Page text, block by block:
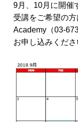
9月、10月に開催
受講をご希望の
Academy（03-
お申し込みくださ